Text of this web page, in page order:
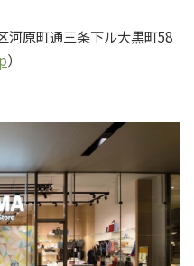
原町通三条下ル大黒町58
）